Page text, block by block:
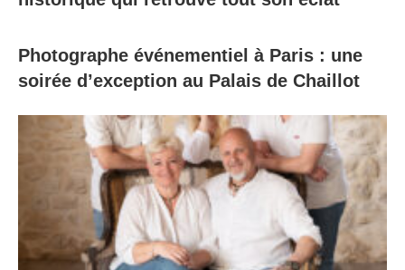
Photographe événementiel à Paris : une
soirée d’exception au Palais de Chaillot